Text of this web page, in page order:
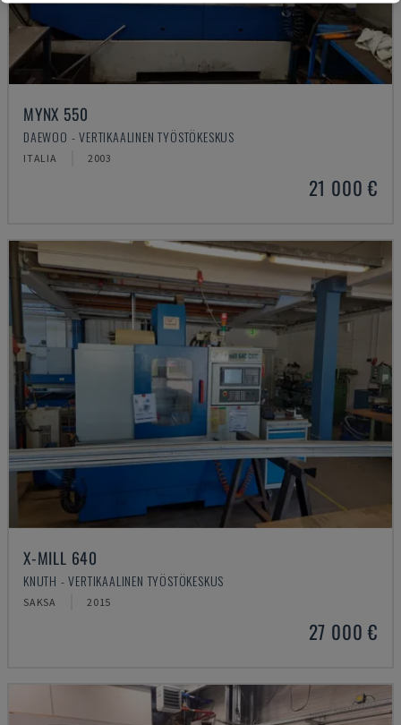
MYNX 550
DAEWOO - VERTIKAALINEN TYÖSTÖKESKUS
ITALIA 2003
21 000 €
X-MILL 640
KNUTH - VERTIKAALINEN TYÖSTÖKESKUS
SAKSA 2015
27 000 €